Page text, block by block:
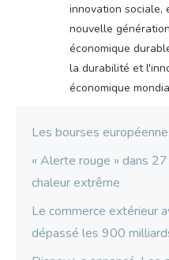
innovation sociale,
nouvelle
économique
la durabilité et
économique
Les bourses
« Alerte rouge » dans
chaleur extrême
Le commerce extérieur
dépassé les 900